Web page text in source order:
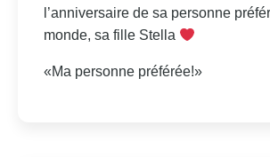
l’anniversaire de sa personne
monde, sa fille Stella
«Ma personne préférée!»